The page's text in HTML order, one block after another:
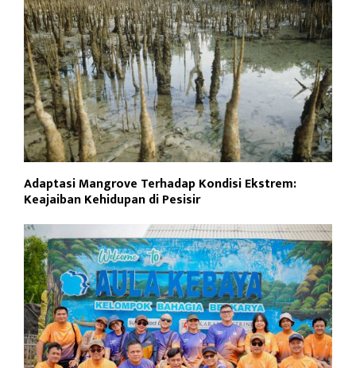
Adaptasi Mangrove Terhadap Kondisi Ekstrem:
Keajaiban Kehidupan di Pesisir